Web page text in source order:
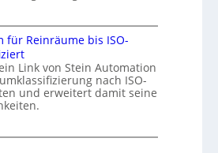
für Reinräume bis ISO-
Link von Stein Automation
nach ISO-
und erweitert damit seine